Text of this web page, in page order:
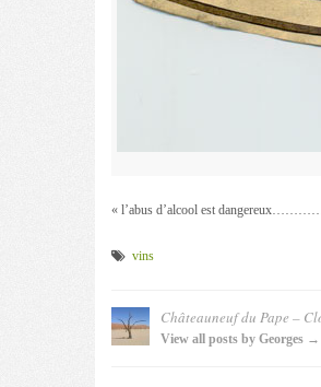
« l’abus d’alcool est
vins
Châteauneuf du Pape –
View all posts by Georges →